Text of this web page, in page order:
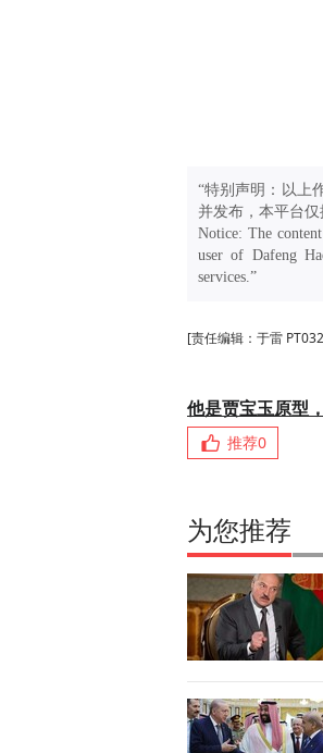
“特别声明：以上
并发布，本平台仅
Notice: The
user of Dafeng
services.”
[责任编辑：于雷
他是贾宝玉原型
推荐0
为您推荐